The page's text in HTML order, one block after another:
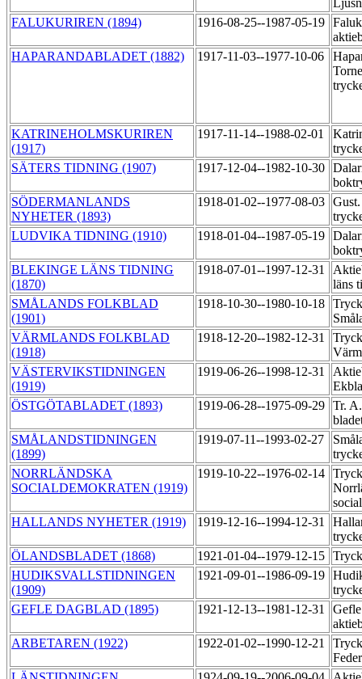
FALUKURIREN (1894)
1916-08-25--1987-05-19
HAPARANDABLADET (1882)
1917-11-03--1977-10-06
KATRINEHOLMSKURIREN
(1917)
1917-11-14--1988-02-01
SÄTERS TIDNING (1907)
1917-12-04--1982-10-30
SÖDERMANLANDS
NYHETER (1893)
1918-01-02--1977-08-03
LUDVIKA TIDNING (1910)
1918-01-04--1987-05-19
BLEKINGE LÄNS TIDNING
(1870)
1918-07-01--1997-12-31
läns
SMÅLANDS FOLKBLAD
(1901)
1918-10-30--1980-10-18
VÄRMLANDS FOLKBLAD
(1918)
1918-12-20--1982-12-31
VÄSTERVIKSTIDNINGEN
(1919)
1919-06-26--1998-12-31
ÖSTGÖTABLADET (1893)
1919-06-28--1975-09-29 Tr.
SMÅLANDSTIDNINGEN
(1899)
1919-07-11--1993-02-27
NORRLÄNDSKA
SOCIALDEMOKRATEN (1919)
1919-10-22--1976-02-14
HALLANDS NYHETER (1919)
1919-12-16--1994-12-31
ÖLANDSBLADET (1868)
1921-01-04--1979-12-15
HUDIKSVALLSTIDNINGEN
(1909)
1921-09-01--1986-09-19
GEFLE DAGBLAD (1895)
1921-12-13--1981-12-31
ARBETAREN (1922)
1922-01-02--1990-12-21